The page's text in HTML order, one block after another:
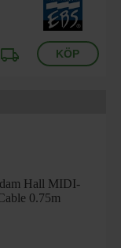
local_shipping